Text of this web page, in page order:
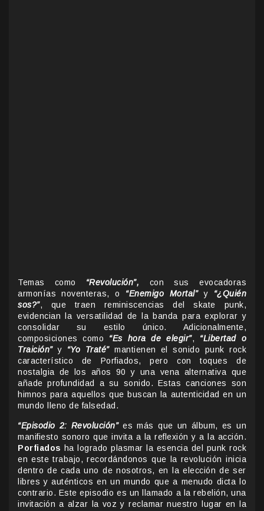
Temas como “Revolución”, con sus evocadoras
armonías noventeras, o “Enemigo Mortal”y “¿Quién
sos?”, que traen reminiscencias del skate punk,
evidencian la versatilidad de la banda para explorar y
consolidar su estilo único. Adicionalmente,
composiciones como “Es hora de elegir”, “Libertad o
Traición”y “Yo Traté”mantienen el sonido punk rock
característico de Porfiados, pero con toques de
nostalgia de los años 90 y una vena alternativa que
añade profundidad a su sonido. Estas canciones son
himnos para aquellos que buscan la autenticidad en un
mundo lleno de falsedad.
“Episodio 2: Revolución”es más que un álbum, es un
manifiesto sonoro que invita a la reflexión y a la acción.
Porfiados ha logrado plasmar la esencia del punk rock
en este trabajo, recordándonos que la revolución inicia
dentro de cada uno de nosotros, en la elección de ser
libres y auténticos en un mundo que a menudo dicta lo
contrario. Este episodio es un llamado a la rebelión, una
invitación a alzar la voz y reclamar nuestro lugar en la